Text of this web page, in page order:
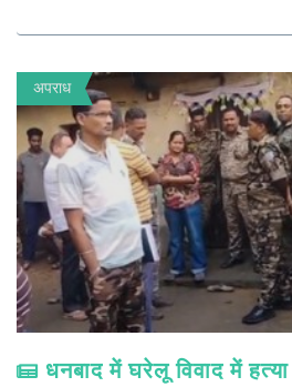
अपराध
धनबाद में घरेलू विवाद में हत्या